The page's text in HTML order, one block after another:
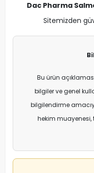
Dac Pharma
Sitemizden
Bu ürün
bilgiler ve genel
bilgilendirme
hekim muayenesi,